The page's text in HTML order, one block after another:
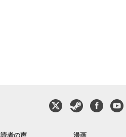
読者の声 漫画